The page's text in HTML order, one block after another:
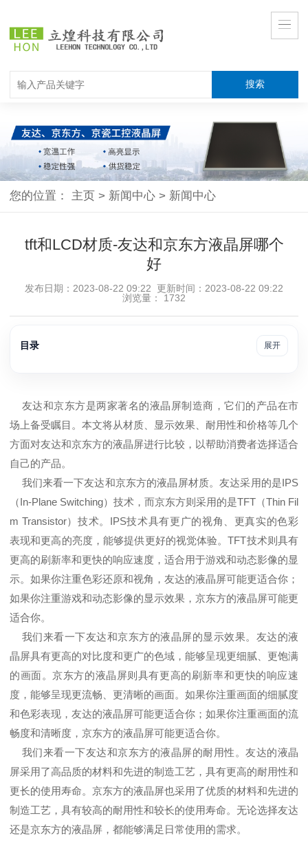
您的位置： 主页 > 新闻中心 > 新闻中心
tft和LCD材质-友达和京东方液晶屏哪个
好
发布日期：2023-08-22 09:22 更新时间：2023-08-22 09:22
浏览量： 1732
目录 展开
友达和京东方是两家著名的液晶屏制造商，它们的产品在市
场上备受瞩目。本文将从材质、显示效果、耐用性和价格等几个
方面对友达和京东方的液晶屏进行比较，以帮助消费者选择适合
自己的产品。
我们来看一下友达和京东方的液晶屏材质。友达采用的是IPS
（In-Plane Switching）技术，而京东方则采用的是TFT（Thin Fil
m Transistor）技术。IPS技术具有更广的视角、更真实的色彩
表现和更高的亮度，能够提供更好的视觉体验。TFT技术则具有
更高的刷新率和更快的响应速度，适合用于游戏和动态影像的显
示。如果你注重色彩还原和视角，友达的液晶屏可能更适合你；
如果你注重游戏和动态影像的显示效果，京东方的液晶屏可能更
适合你。
我们来看一下友达和京东方的液晶屏的显示效果。友达的液
晶屏具有更高的对比度和更广的色域，能够呈现更细腻、更饱满
的画面。京东方的液晶屏则具有更高的刷新率和更快的响应速
度，能够呈现更流畅、更清晰的画面。如果你注重画面的细腻度
和色彩表现，友达的液晶屏可能更适合你；如果你注重画面的流
畅度和清晰度，京东方的液晶屏可能更适合你。
我们来看一下友达和京东方的液晶屏的耐用性。友达的液晶
屏采用了高品质的材料和先进的制造工艺，具有更高的耐用性和
更长的使用寿命。京东方的液晶屏也采用了优质的材料和先进的
制造工艺，具有较高的耐用性和较长的使用寿命。无论选择友达
还是京东方的液晶屏，都能够满足日常使用的需求。